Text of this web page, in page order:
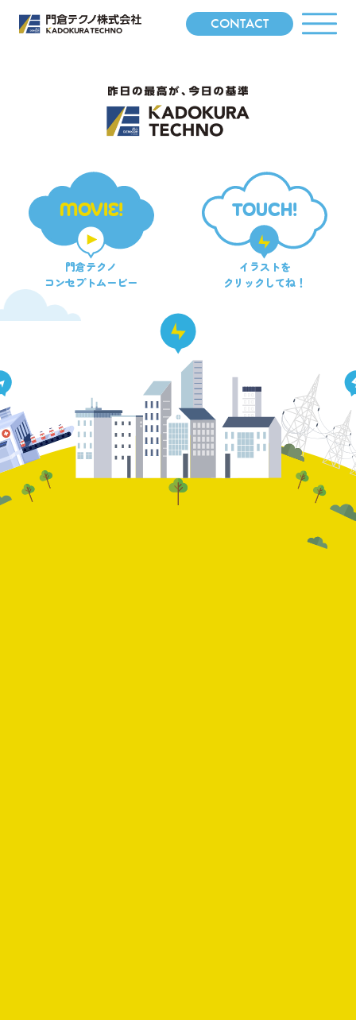
CONTACT
MOVIE!
門倉テクノ
コンセプトムービー
TOUCH!
イラストを
クリックしてね！